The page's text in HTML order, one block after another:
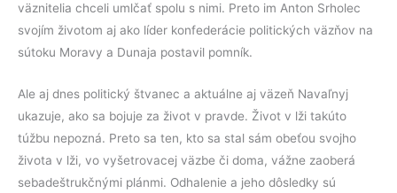
väznitelia chceli umlčať spolu s nimi. Preto im Anton Srholec
svojím životom aj ako líder konfederácie politických väzňov na
sútoku Moravy a Dunaja postavil pomník.
Ale aj dnes politický štvanec a aktuálne aj väzeň Navaľnyj
ukazuje, ako sa bojuje za život v pravde. Život v lži takúto
túžbu nepozná. Preto sa ten, kto sa stal sám obeťou svojho
života v lži, vo vyšetrovacej väzbe či doma, vážne zaoberá
sebadeštrukčnými plánmi. Odhalenie a jeho dôsledky sú